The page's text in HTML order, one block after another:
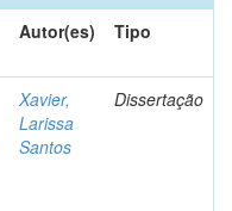
Autor(es) Tipo
Xavier,
Larissa
Santos
Dissertação